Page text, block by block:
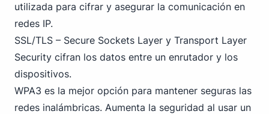
utilizada para cifrar y asegurar la comunicación en
redes IP.
SSL/TLS – Secure Sockets Layer y Transport Layer
Security cifran los datos entre un enrutador y los
dispositivos.
WPA3 es la mejor opción para mantener seguras las
redes inalámbricas. Aumenta la seguridad al usar un